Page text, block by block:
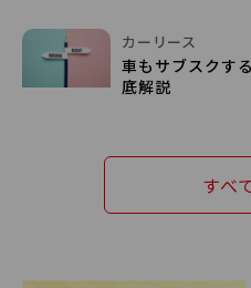
カーリース
車もサブスクす
底解説
すべ